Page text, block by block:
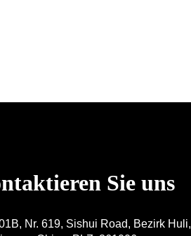
Sie uns
Nr. 619, Sishui Road, Bezirk Huli,